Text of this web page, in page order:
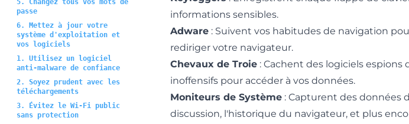
passe
6. Mettez à jour votre
système d'exploitation et
vos logiciels
1. Utilisez un logiciel
anti-malware de confiance
2. Soyez prudent avec les
téléchargements
3. Évitez le Wi-Fi public
sans protection
informations sensibles.
Adware : Suivent vos habitudes de navigation
rediriger votre navigateur.
Chevaux de Troie : Cachent des logiciels
inoffensifs pour accéder à vos données.
Moniteurs de Système : Capturent des données
discussion, l'historique du navigateur, et plus